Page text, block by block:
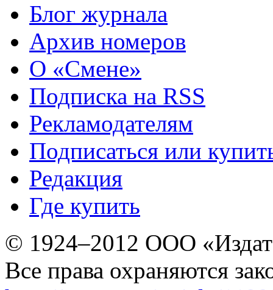
Блог журнала
Архив номеров
О «Смене»
Подписка на RSS
Рекламодателям
Подписаться или
Редакция
Где купить
© 1924–2012 ООО
Все права охраняются